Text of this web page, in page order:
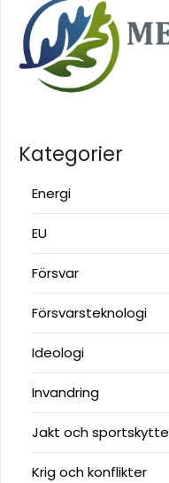
Kategorier
Energi
EU
Försvar
Försvarsteknologi
Ideologi
Invandring
Jakt och sportskytte
Krig och konflikter